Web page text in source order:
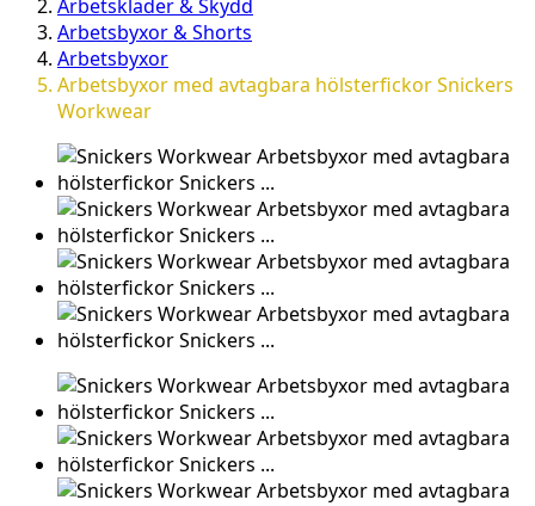
Arbetskläder & Skydd
Arbetsbyxor & Shorts
Arbetsbyxor
Arbetsbyxor med avtagbara hölsterfickor Snickers
Workwear